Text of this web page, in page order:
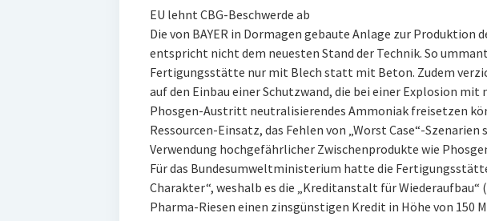
EU lehnt CBG-Beschwerde ab
Die von BAYER in Dormagen gebaute Anlage zur Produktion
entspricht nicht dem neuesten Stand der Technik. So
Fertigungsstätte nur mit Blech statt mit Beton. Zudem
auf den Einbau einer Schutzwand, die bei einer Explosion mit
Phosgen-Austritt neutralisierendes Ammoniak freisetzen
Ressourcen-Einsatz, das Fehlen von „Worst Case“-Szenarien
Verwendung hochgefährlicher Zwischenprodukte wie
Für das Bundesumweltministerium hatte die
Charakter“, weshalb es die „Kreditanstalt für Wiederaufbau“
Pharma-Riesen einen zinsgünstigen Kredit in Höhe von 150